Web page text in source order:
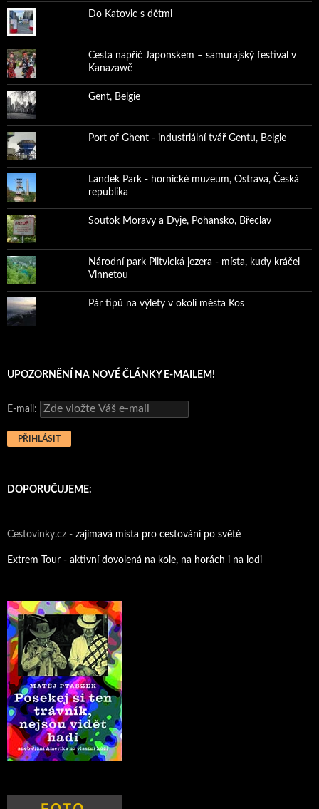
Do Katovic s dětmi
Cesta napříč Japonskem – samurajský festival v
Kanazawě
Gent, Belgie
Port of Ghent - industriální tvář Gentu, Belgie
Landek Park - hornické muzeum, Ostrava, Česká
republika
Soutok Moravy a Dyje, Pohansko, Břeclav
Národní park Plitvická jezera - místa, kudy kráčel
Vinnetou
Pár tipů na výlety v okolí města Kos
UPOZORNĚNÍ NA NOVÉ ČLÁNKY E-MAILEM!
E-mail:
DOPORUČUJEME:
Cestovinky.cz - zajímavá místa pro cestování po světě
Extrem Tour - aktivní dovolená na kole, na horách i na lodi